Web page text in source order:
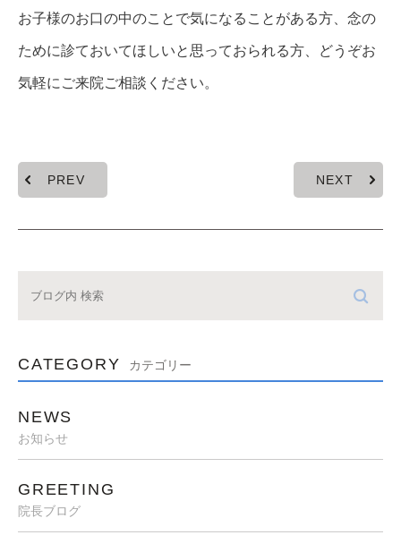
お子様のお口の中のことで気になることがある方、念の
ために診ておいてほしいと思っておられる方、どうぞお
気軽にご来院ご相談ください。
PREV NEXT
CATEGORY カテゴリー
NEWS
お知らせ
GREETING
院長ブログ